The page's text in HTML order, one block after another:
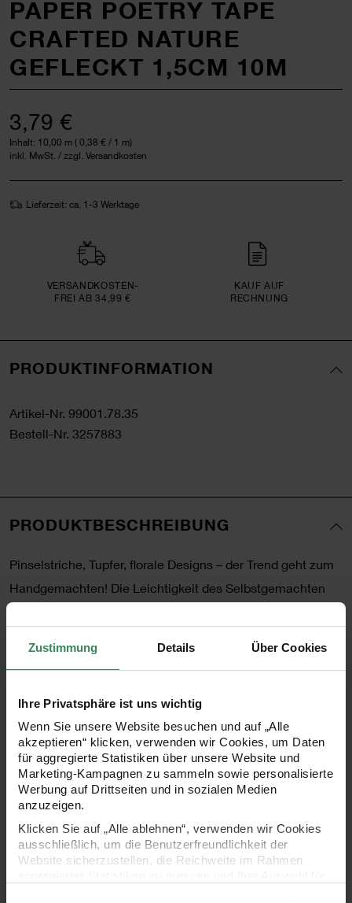
Zustimmung Details Über Cookies
Ihre Privatsphäre ist uns wichtig
Wenn Sie unsere Website besuchen und auf „Alle
akzeptieren“ klicken, verwenden wir Cookies, um Daten
für aggregierte Statistiken über unsere Website und
Marketing-Kampagnen zu sammeln sowie personalisierte
Werbung auf Drittseiten und in sozialen Medien
anzuzeigen.
Klicken Sie auf „Alle ablehnen“, verwenden wir Cookies
ausschließlich, um die Benutzerfreundlichkeit der
Website sicherzustellen, die Reichweite im Rahmen
PAPER POETRY TAPE
CRAFTED NATURE
GEFLECKT 1,5CM 10M
3,79 €
Inhalt: 10,00 m ( 0,38 € / 1 m)
inkl. MwSt. / zzgl. Versandkosten
Lieferzeit: ca. 1-3 Werktage
VERSAND­KOSTEN­
FREI AB 34,99 €
KAUF AUF
RECHNUNG
PRODUKTINFORMATION
Artikel-Nr. 99001.78.35
Bestell-Nr. 3257883
PRODUKTBESCHREIBUNG
Pinselstriche, Tupfer, florale Designs – der Trend geht zum
Handgemachten! Die Leichtigkeit des Selbstgemachten
diesen Trend mit aquarellierten, natürlichen Designs auf.
entstehen unbekümmerte, lebendige und zeitgemäße
Muster. Die individuellen, modernen Designs der Produkte
dieser Themenwelt eignen sich für vielseitige
Bastelprojekte und DIYs. Viele der Produkte sind mit
Neonfarben, goldener Hot Foil und hochwertigen
Glitzerakzenten, die für ein tolles Funkeln sorgen, veredelt.
Mit dem auf die Serie abgestimmten Tape können Sie